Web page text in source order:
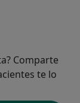
Comparte
te lo